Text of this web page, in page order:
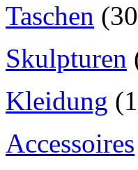
Taschen
Skulpturen
Kleidung
Accessoires